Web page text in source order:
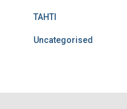
TAHTI
Uncategorised